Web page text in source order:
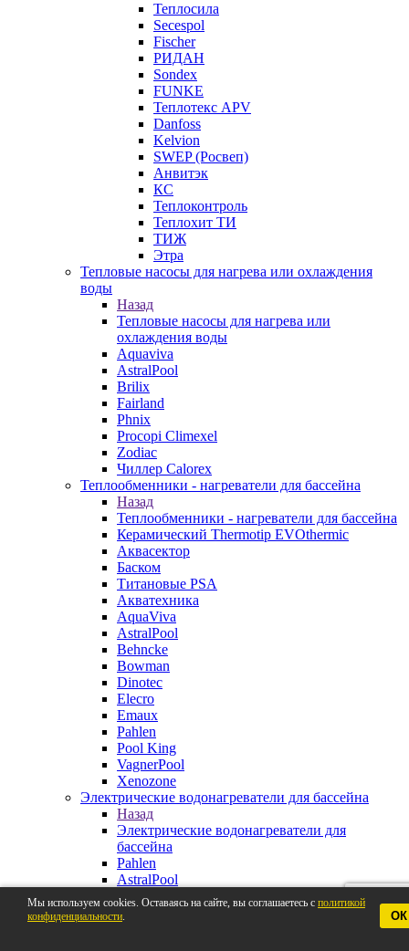
Теплосила
Secespol
Fischer
РИДАН
Sondex
FUNKE
Теплотекс APV
Danfoss
Kelvion
SWEP (Росвеп)
Анвитэк
КС
Теплоконтроль
Теплохит ТИ
ТИЖ
Этра
Тепловые насосы для нагрева или охлаждения
воды
Назад
Тепловые насосы для нагрева или
охлаждения воды
Aquaviva
AstralPool
Brilix
Fairland
Phnix
Procopi Climexel
Zodiac
Чиллер Calorex
Теплообменники - нагреватели для бассейна
Назад
Теплообменники - нагреватели для бассейна
Керамический Thermotip EVOthermic
Аквасектор
Баском
Титановые PSA
Акватехника
AquaViva
AstralPool
Behncke
Bowman
Dinotec
Elecro
Emaux
Pahlen
Pool King
VagnerPool
Xenozone
Электрические водонагреватели для бассейна
Назад
Электрические водонагреватели для
бассейна
Pahlen
AstralPool
Aquaviva
Behncke
Мы используем cookies. Оставаясь на сайте, вы соглашаетесь с политикой
конфиденциальности. ОК